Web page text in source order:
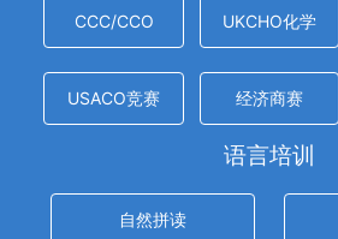
CCC/CCO UKCHO化学
USACO竞赛 经济商赛
语言培训
自然拼读